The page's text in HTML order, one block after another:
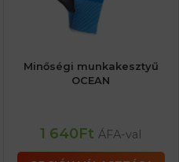
Minőségi munkakesztyű
OCEAN
1 640Ft ÁFA-val